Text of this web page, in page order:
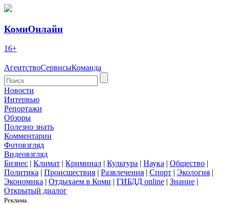
КомиОнлайн
16+
АгентствоСервисыКоманда
Новости
Интервью
Репортажи
Обзоры
Полезно знать
Комментарии
Фотовзгляд
Видеовзгляд
Бизнес | Климат | Криминал | Культура | Наука | Общество |
Политика | Происшествия | Развлечения | Спорт | Экология |
Экономика | Отдыхаем в Коми | ГИБДД online | Знание |
Открытый диалог
Реклама.